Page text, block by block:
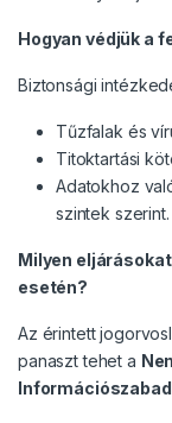
Hogyan védjük a
Biztonsági
Tűzfalak és
Titoktartási
Adatokhoz
szintek szerint.
Milyen
esetén?
Az érintett
panaszt tehet a